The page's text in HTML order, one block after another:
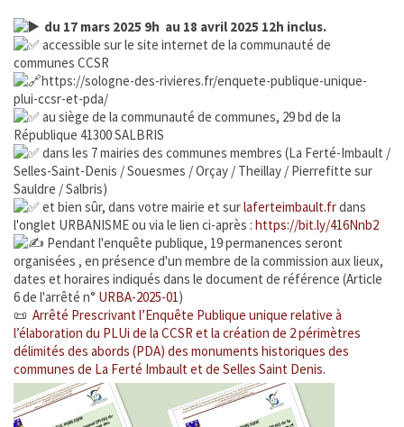
MES INFOS ÉLECTORALES
OFFRES D'EMPLOIS
PLAN CANICULE
ENVIRONNEMENT & SANTÉ
MÉDIATHÈQUE
PRÉFECTURE DE LOIR ET CHER
FRANCE Services
du 17 mars 2025 9h au 18 avril 2025 12h inclus.
accessible sur le site internet de la communauté de
communes CCSR
https://sologne-des-rivieres.fr/enquete-publique-unique-
plui-ccsr-et-pda/
au siège de la communauté de communes, 29 bd de la
République 41300 SALBRIS
dans les 7 mairies des communes membres (La Ferté-Imbault /
Selles-Saint-Denis / Souesmes / Orçay / Theillay / Pierrefitte sur
Sauldre / Salbris)
et bien sûr, dans votre mairie et surlaferteimbault.frdans
l'onglet URBANISME ou via le lien ci-après : https://bit.ly/416Nnb2
Pendant l'enquête publique, 19 permanences seront
organisées , en présence d'un membre de la commission aux lieux,
dates et horaires indiqués dans le document de référence (Article
6 de l'arrêté n° URBA-2025-01)
📜 Arrêté Prescrivant l’Enquête Publique unique relative à
l’élaboration du PLUi de la CCSR et la création de 2 périmètres
délimités des abords (PDA) des monuments historiques des
communes de La Ferté Imbault et de Selles Saint Denis.